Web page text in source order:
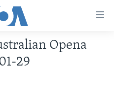
Opena
29